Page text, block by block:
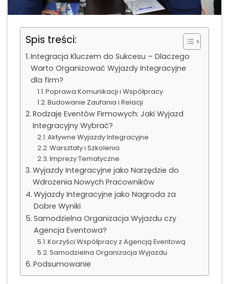
Spis treści:
Integracja Kluczem do Sukcesu – Dlaczego
Warto Organizować Wyjazdy Integracyjne
dla firm?
Poprawa Komunikacji i Współpracy
Budowanie Zaufania i Relacji
Rodzaje Eventów Firmowych: Jaki Wyjazd
Integracyjny Wybrać?
Aktywne Wyjazdy Integracyjne
Warsztaty i Szkolenia
Imprezy Tematyczne
Wyjazdy Integracyjne jako Narzędzie do
Wdrożenia Nowych Pracowników
Wyjazdy Integracyjne jako Nagroda za
Dobre Wyniki
Samodzielna Organizacja Wyjazdu czy
Agencja Eventowa?
Korzyści Współpracy z Agencją Eventową
Samodzielna Organizacja Wyjazdu
Podsumowanie